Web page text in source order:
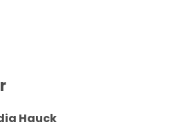
Hauck